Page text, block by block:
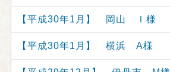
【平成30年1月】 岡山 Ｉ様
【平成30年1月】 横浜 A様